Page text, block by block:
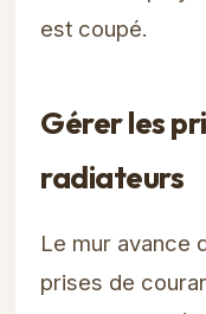
est coupé.
Gérer les
radiateurs
Le mur avance
prises de